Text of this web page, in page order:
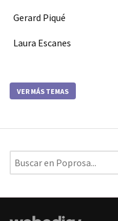
Gerard Piqué
Laura Escanes
VER MÁS TEMAS